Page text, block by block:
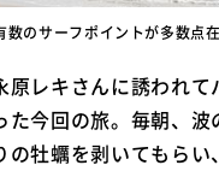
のサーフポイントが多数点
レキさんに誘われ
今回の旅。毎朝、
牡蠣を剥いてもら